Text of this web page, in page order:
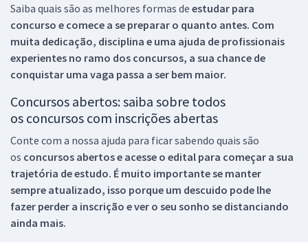
Saiba quais são as melhores formas de estudar para
concurso e comece a se preparar o quanto antes. Com
muita dedicação, disciplina e uma ajuda de profissionais
experientes no ramo dos concursos, a sua chance de
conquistar uma vaga passa a ser bem maior.
Concursos abertos: saiba sobre todos
os concursos com inscrições abertas
Conte com a nossa ajuda para ficar sabendo quais são
os concursos abertos e acesse o edital para começar a sua
trajetória de estudo. É muito importante se manter
sempre atualizado, isso porque um descuido pode lhe
fazer perder a inscrição e ver o seu sonho se distanciando
ainda mais.